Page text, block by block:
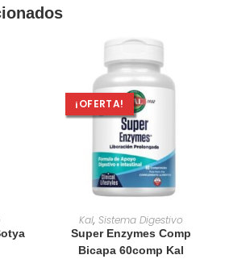
¡OFERTA!
AÑADIR AL CARRITO
Kal, Sistema Digestivo
Super Enzymes Comp
Bicapa 60comp Kal